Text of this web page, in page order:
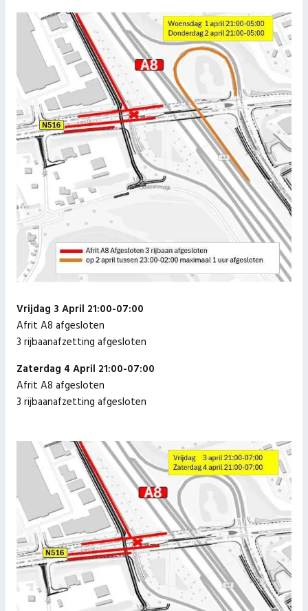
Vrijdag 3 April 21:00-07:00
Afrit A8 afgesloten
3 rijbaanafzetting afgesloten
Zaterdag 4 April 21:00-07:00
Afrit A8 afgesloten
​3 rijbaanafzetting afgesloten